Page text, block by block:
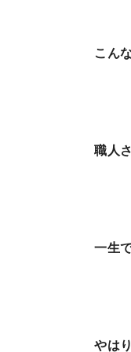
こん
職人
一生
やは